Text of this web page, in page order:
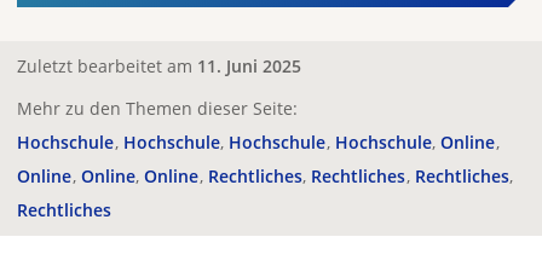
Zuletzt bearbeitet am 11. Juni 2025
Mehr zu den Themen dieser Seite:
Hochschule Hochschule Hochschule Hochschule Online
Online Online Online Rechtliches Rechtliches Rechtliches
Rechtliches